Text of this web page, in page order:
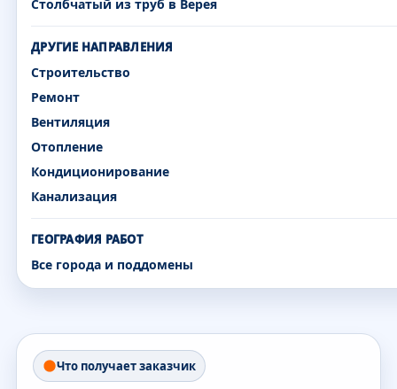
Столбчатый из труб в Верея
ДРУГИЕ НАПРАВЛЕНИЯ
Строительство
Ремонт
Вентиляция
Отопление
Кондиционирование
Канализация
ГЕОГРАФИЯ РАБОТ
Все города и поддомены
Что получает заказчик